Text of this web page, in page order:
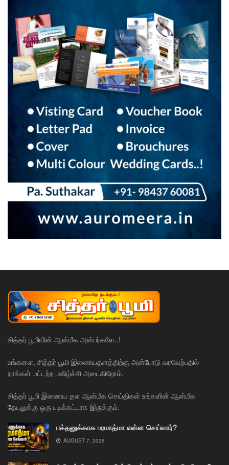
சித்தர் பூமியின் ஆன்மீக அன்பர்களே..!
உங்களை, சித்தர் பூமி இணையதளத்திற்கு அன்போடு வரவேற்பதில்
நாங்கள் மட்டற்ற மகிழ்ச்சி அடைகிறோம்.
சித்தர் பூமி இணைய தள ஆன்மீக செய்திகள் உங்களின் ஆன்மீக
தேடலுக்கு ஒரு படிக்கட்டாக இருக்கும்.
பக்தனுக்காக பரமாத்மா என்ன செய்வார்?
AUGUST 7, 2026